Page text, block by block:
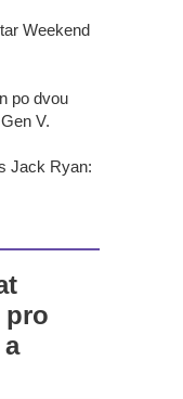
Weekend
po dvou
V.
Jack Ryan:
pro